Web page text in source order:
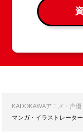
KADOKAWAアニメ・声
マンガ・イラストレーター